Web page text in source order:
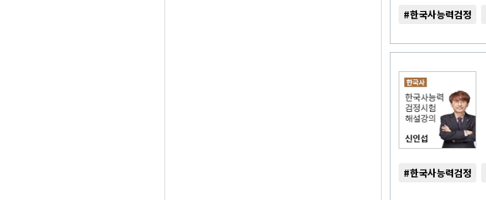
#한국사능력검정
#한국사능력검정